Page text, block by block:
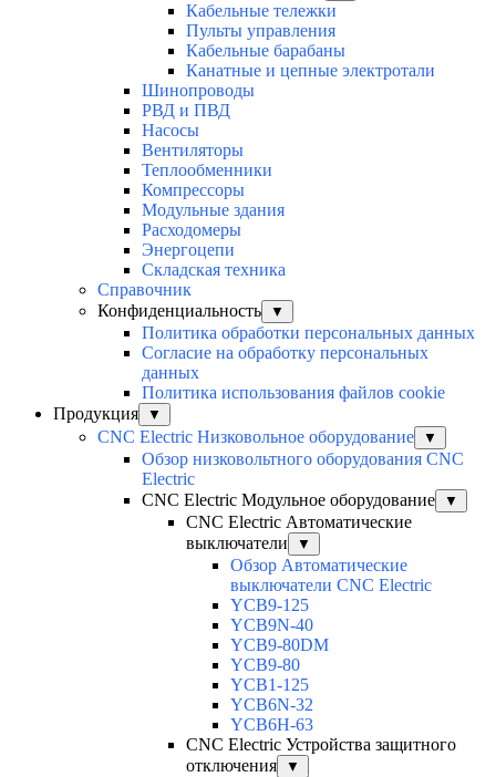
Кабельные тележки
Пульты управления
Кабельные барабаны
Канатные и цепные электротали
Шинопроводы
РВД и ПВД
Насосы
Вентиляторы
Теплообменники
Компрессоры
Модульные здания
Расходомеры
Энергоцепи
Складская техника
Справочник
Конфиденциальность
▼
Политика обработки персональных данных
Согласие на обработку персональных
данных
Политика использования файлов cookie
Продукция
▼
CNC Electric Низковольное оборудование ▼
Обзор низковольтного оборудования CNC
Electric
CNC Electric Модульное оборудование
▼
CNC Electric Автоматические
выключатели
▼
Обзор Автоматические
выключатели CNC Electric
YCB9-125
YCB9N-40
YCB9-80DM
YCB9-80
YCB1-125
YCB6N-32
YCB6H-63
CNC Electric Устройства защитного
отключения
▼